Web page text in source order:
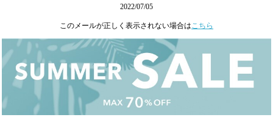
2022/07/05
このメールが正しく表示されない場合はこちら